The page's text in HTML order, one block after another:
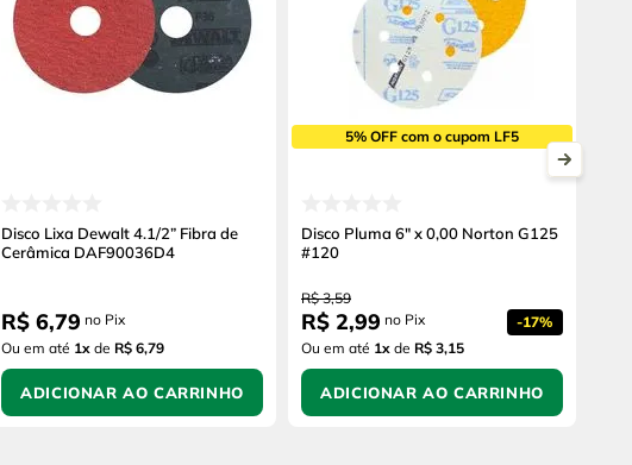
Disco Lixa Dewalt 4.1/2” Fibra de
Cerâmica DAF90036D4
R$ 6,79 no Pix
Ou em até 1x de R$ 6,79
ADICIONAR AO CARRINHO
5% OFF com o cupom LF5
Disco Pluma 6" x 0,00 Norton G125
#120
R$ 3,59
R$ 2,99 no Pix -17%
Ou em até 1x de R$ 3,15
ADICIONAR AO CARRINHO